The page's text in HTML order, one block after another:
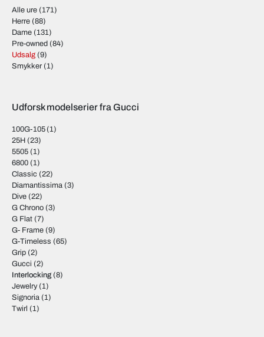
Alle ure (171)
Herre (88)
Dame (131)
Pre-owned (84)
Udsalg (9)
Smykker (1)
Udforsk modelserier fra Gucci
100G-105(1)
25H (23)
5505 (1)
6800 (1)
Classic (22)
Diamantissima (3)
Dive (22)
G Chrono (3)
G Flat (7)
G- Frame (9)
G-Timeless (65)
Grip (2)
Gucci (2)
Interlocking (8)
Jewelry(1)
Signoria (1)
Twirl (1)